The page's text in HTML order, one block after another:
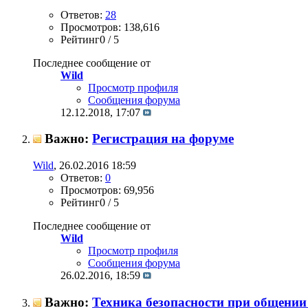
Ответов: 28
Просмотров: 138,616
Рейтинг0 / 5
Последнее сообщение от
Wild
Просмотр профиля
Сообщения форума
12.12.2018, 17:07
Важно: Регистрация на форуме
Wild, 26.02.2016 18:59
Ответов: 0
Просмотров: 69,956
Рейтинг0 / 5
Последнее сообщение от
Wild
Просмотр профиля
Сообщения форума
26.02.2016, 18:59
Важно: Техника безопасности при